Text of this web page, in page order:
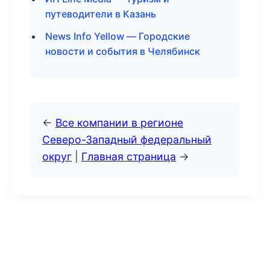
путеводители в Казань
News Info Yellow — Городские
новости и события в Челябинск
← Все компании в регионе
Северо-Западный федеральный
округ
Главная страница →